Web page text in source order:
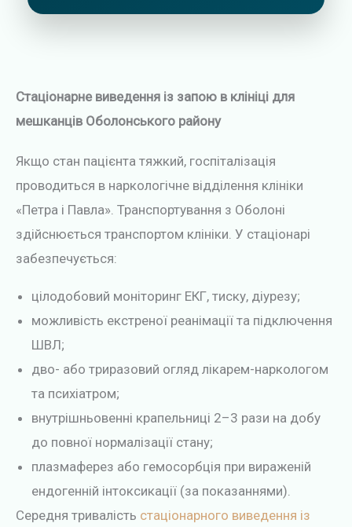
Стаціонарне виведення із запою в клініці для
мешканців Оболонського району
Якщо стан пацієнта тяжкий, госпіталізація
проводиться в наркологічне відділення клініки
«Петра і Павла». Транспортування з Оболоні
здійснюється транспортом клініки. У стаціонарі
забезпечується:
цілодобовий моніторинг ЕКГ, тиску, діурезу;
можливість екстреної реанімації та підключення
ШВЛ;
дво- або триразовий огляд лікарем-наркологом
та психіатром;
внутрішньовенні крапельниці 2–3 рази на добу
до повної нормалізації стану;
плазмаферез або гемосорбція при вираженій
ендогенній інтоксикації (за показаннями).
Середня тривалість стаціонарного виведення із